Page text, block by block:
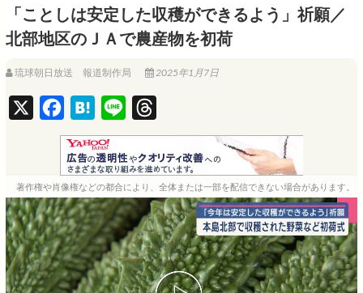
「ことしは安定した収穫ができるよう」祈願／
北部地区のＪＡで農産物を初荷
琉球朝日放送 報道制作局 2025年1月7日
a
c
e
b
o
o
k
H
a
t
e
n
a
i
n
e
h
r
e
a
d
s
著作権や肖像権などの都合により、全体または一部を配信できない場合があります。